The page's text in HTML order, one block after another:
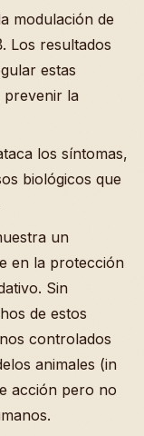
modulación de
Los resultados
estas
prevenir la
los síntomas,
biológicos que
un
en la protección
Sin
de estos
controlados
animales (in
acción pero no